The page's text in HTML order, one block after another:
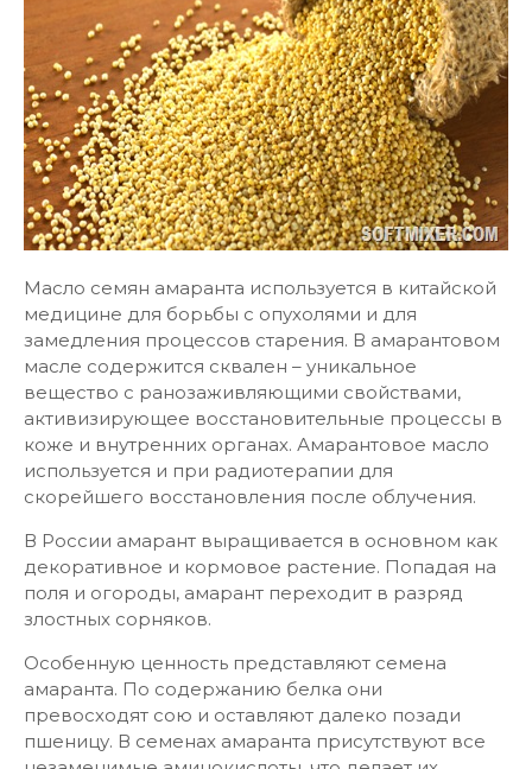
Масло семян амаранта используется в китайской
медицине для борьбы с опухолями и для
замедления процессов старения. В амарантовом
масле содержится сквален – уникальное
вещество с ранозаживляющими свойствами,
активизирующее восстановительные процессы в
коже и внутренних органах. Амарантовое масло
используется и при радиотерапии для
скорейшего восстановления после облучения.
В России амарант выращивается в основном как
декоративное и кормовое растение. Попадая на
поля и огороды, амарант переходит в разряд
злостных сорняков.
Особенную ценность представляют семена
амаранта. По содержанию белка они
превосходят сою и оставляют далеко позади
пшеницу. В семенах амаранта присутствуют все